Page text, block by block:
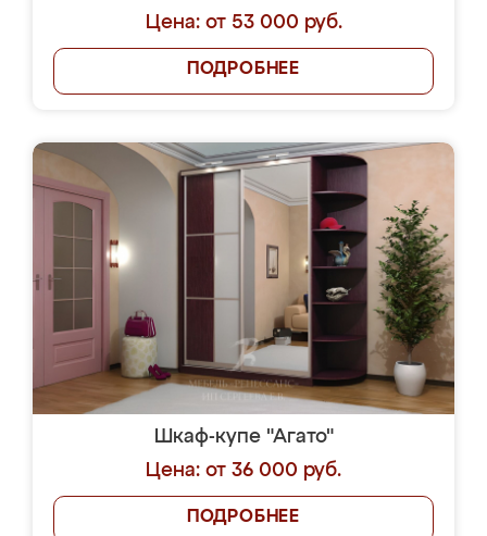
Цена: от 53 000 руб.
ПОДРОБНЕЕ
Шкаф-купе "Агато"
Цена: от 36 000 руб.
ПОДРОБНЕЕ